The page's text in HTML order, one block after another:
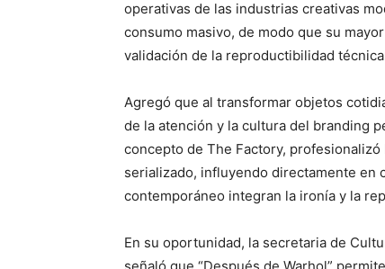
operativas de las industrias creativas
consumo masivo, de modo que su
validación de la reproductibilidad
Agregó que al transformar objetos
de la atención y la cultura del branding
concepto de The Factory,
serializado, influyendo directamente en
contemporáneo integran la ironía y la
En su oportunidad, la secretaria de